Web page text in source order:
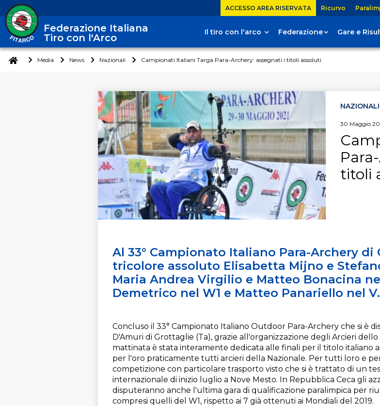
ACCESSO AREA RISERVATA Ricurvo
Federazione Italiana
Tiro con l'Arco
Il tiro con l'arco Federazione Gare e
Media News Nazionali Campionati Italiani Targa Para-Archery: assegnati i titoli assoluti
NAZIONALI
30 Maggio
titoli
Al 33° Campionato Italiano Para-Archery
tricolore assoluto Elisabetta Mijno e
Maria Andrea Virgilio e Matteo Bonacina
Demetrico nel W1 e Matteo Panariello nel
Concluso il 33° Campionato Italiano Outdoor Para-Archery che si è
D'Amuri di Grottaglie (Ta), grazie all'organizzazione degli Arcieri
mattinata è stata interamente dedicata alle finali per il titolo italiano
per l'oro praticamente tutti arcieri della Nazionale. Per tutti loro e
competizione con particolare trasporto visto che si è trattato di un
internazionale di inizio luglio a Nove Mesto. In Repubblica Ceca gli
disputeranno anche l'ultima gara di qualificazione paralimpica per
compresi quelli del W1, rispetto ai 7 già ottenuti ai Mondiali del 2019.